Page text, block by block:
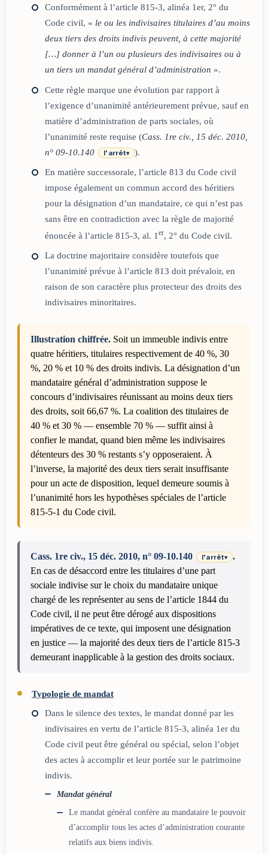
Conformément à l’article 815-3, alinéa 1er, 2° du
Code civil, « le ou les indivisaires titulaires d’au moins
deux tiers des droits indivis peuvent, à cette majorité
[…] donner à l’un ou plusieurs des indivisaires ou à
un tiers un mandat général d’administration ».
Cette règle marque une évolution par rapport à
l’exigence d’unanimité antérieurement prévue, sauf en
matière d’administration de parts sociales, où
l’unanimité reste requise (Cass. 1re civ., 15 déc. 2010,
n° 09-10.140
l'arrêt▾ ).
En matière successorale, l’article 813 du Code civil
impose également un commun accord des héritiers
pour la désignation d’un mandataire, ce qui n’est pas
sans être en contradiction avec la règle de majorité
énoncée à l’article 815-3, al. 1er, 2° du Code civil.
La doctrine majoritaire considère toutefois que
l’unanimité prévue à l’article 813 doit prévaloir, en
raison de son caractère plus protecteur des droits des
indivisaires minoritaires.
Illustration chiffrée. Soit un immeuble indivis entre
quatre héritiers, titulaires respectivement de 40 %, 30
%, 20 % et 10 % des droits indivis. La désignation d’un
mandataire général d’administration suppose le
concours d’indivisaires réunissant au moins deux tiers
des droits, soit 66,67 %. La coalition des titulaires de
40 % et 30 % — ensemble 70 % — suffit ainsi à
confier le mandat, quand bien même les indivisaires
détenteurs des 30 % restants s’y opposeraient. À
l’inverse, la majorité des deux tiers serait insuffisante
pour un acte de disposition, lequel demeure soumis à
l’unanimité hors les hypothèses spéciales de l’article
815-5-1 du Code civil.
Cass. 1re civ., 15 déc. 2010, n° 09-10.140 l'arrêt▾
.
En cas de désaccord entre les titulaires d’une part
sociale indivise sur le choix du mandataire unique
chargé de les représenter au sens de l’article 1844 du
Code civil, il ne peut être dérogé aux dispositions
impératives de ce texte, qui imposent une désignation
en justice — la majorité des deux tiers de l’article 815-3
demeurant inapplicable à la gestion des droits sociaux.
Typologie de mandat
Dans le silence des textes, le mandat donné par les
indivisaires en vertu de l’article 815-3, alinéa 1er du
Code civil peut être général ou spécial, selon l’objet
des actes à accomplir et leur portée sur le patrimoine
indivis.
Mandat général
Le mandat général confère au mandataire le pouvoir
d’accomplir tous les actes d’administration courante
relatifs aux biens indivis.